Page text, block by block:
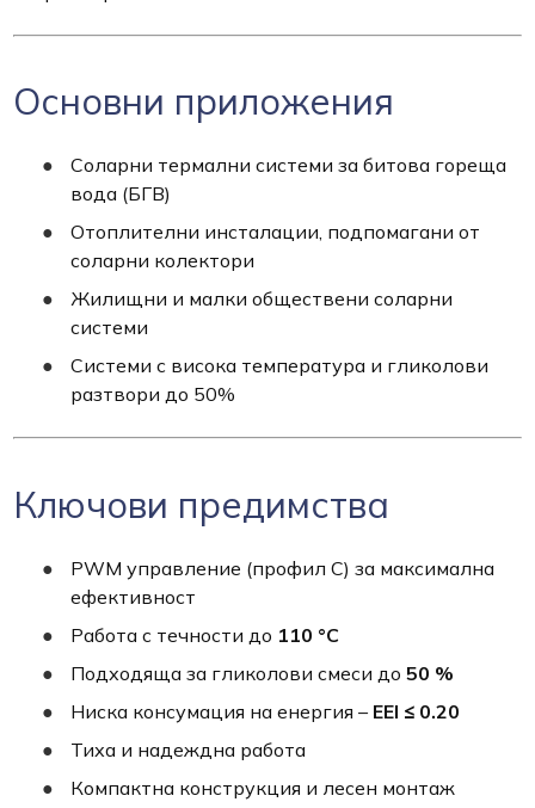
Основни приложения
Соларни термални системи за битова гореща
вода (БГВ)
Отоплителни инсталации, подпомагани от
соларни колектори
Жилищни и малки обществени соларни
системи
Системи с висока температура и гликолови
разтвори до 50%
Ключови предимства
PWM управление (профил C) за максимална
ефективност
Работа с течности до 110 °C
Подходяща за гликолови смеси до50 %
Ниска консумация на енергия – EEI ≤ 0.20
Тиха и надеждна работа
Компактна конструкция и лесен монтаж